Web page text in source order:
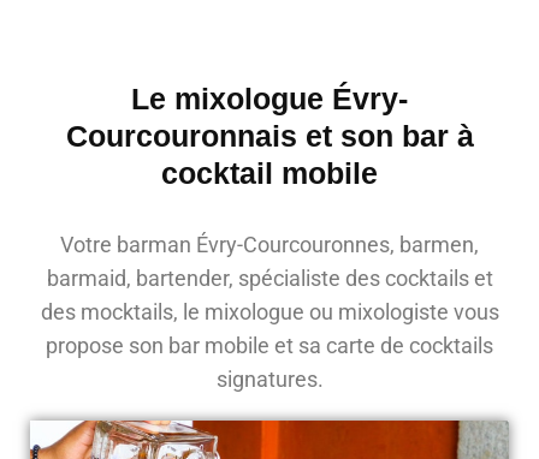
Le mixologue Évry-
Courcouronnais et son bar à
cocktail mobile
Votre barman Évry-Courcouronnes, barmen,
barmaid, bartender, spécialiste des cocktails et
des mocktails, le mixologue ou mixologiste vous
propose son bar mobile et sa carte de cocktails
signatures.